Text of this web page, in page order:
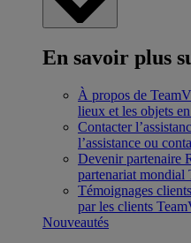
En savoir plus
À propos de
lieux et les objets
Contacter
l’assistance ou
Devenir partenaire
partenariat mondial
Témoignages clients
par les clients
Nouveautés